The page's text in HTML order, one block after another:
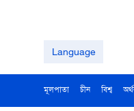
Language
মূলপাতা চীন বিশ্ব